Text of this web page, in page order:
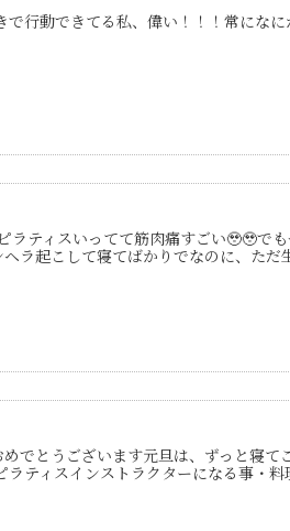
行動できてる私、偉い！！！常にな
ラティスいってて筋肉痛すごい🥹🥹
ラ起こして寝てばかりでなのに、た
でとうございます元旦は、ずっと寝
ラティスインストラクターになる事・